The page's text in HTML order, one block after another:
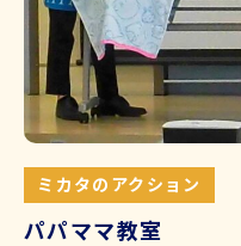
ミカタのアクション
パパママ教室